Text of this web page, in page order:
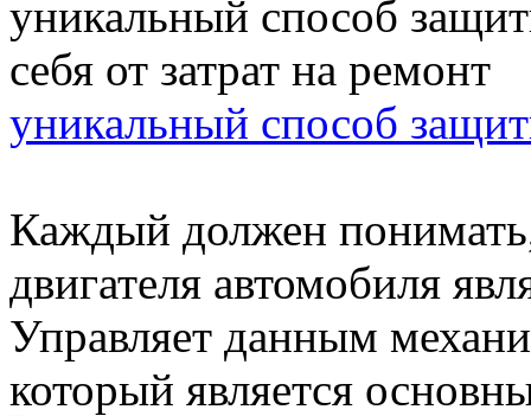
уникальный способ
Каждый должен
двигателя автомобиля
Управляет данным
который является